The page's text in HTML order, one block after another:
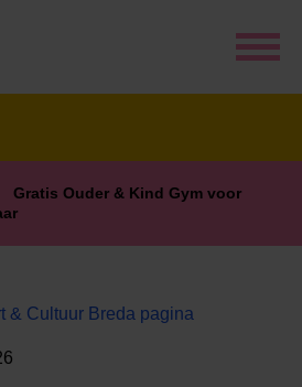
Gratis Ouder & Kind Gym voor
& Cultuur Breda pagina